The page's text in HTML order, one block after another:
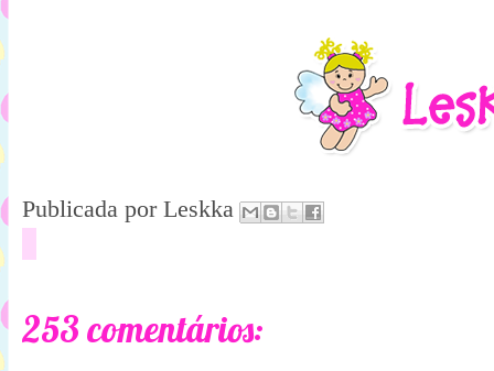
Publicada por Leskka
253 comentários: